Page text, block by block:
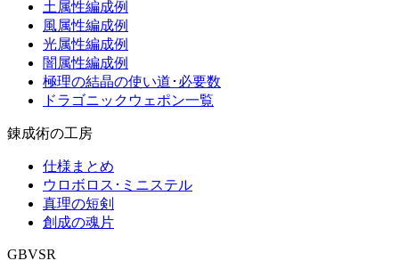
土属性編成例
風属性編成例
光属性編成例
闇属性編成例
極理の結晶の使い道･必要数
ドラゴニックウェポン一覧
錬成術の工房
仕様まとめ
ウロボロス･ミニステル
真理の短剣
創成の魂片
GBVSR